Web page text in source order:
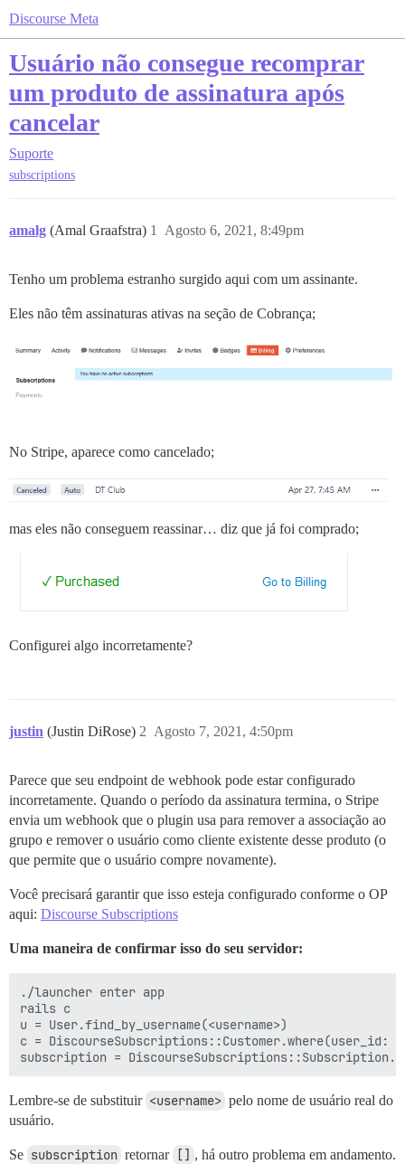
Discourse Meta
Usuário não consegue recomprar
um produto de assinatura após
cancelar
Suporte
subscriptions
amalg (Amal Graafstra) Agosto 6, 2021, 8:49pm
1
Tenho um problema estranho surgido aqui com um assinante.
Eles não têm assinaturas ativas na seção de Cobrança;
No Stripe, aparece como cancelado;
mas eles não conseguem reassinar… diz que já foi comprado;
Configurei algo incorretamente?
justin (Justin DiRose) Agosto 7, 2021, 4:50pm
2
Parece que seu endpoint de webhook pode estar configurado
incorretamente. Quando o período da assinatura termina, o Stripe
envia um webhook que o plugin usa para remover a associação ao
grupo e remover o usuário como cliente existente desse produto (o
que permite que o usuário compre novamente).
Você precisará garantir que isso esteja configurado conforme o OP
aqui: Discourse Subscriptions
Uma maneira de confirmar isso do seu servidor:
./launcher enter app
rails c
u = User.find_by_username(<username>)
c = DiscourseSubscriptions::Customer.where(user_id:
Lembre-se de substituir <username> pelo nome de usuário real do
usuário.
Se subscription retornar [] , há outro problema em andamento.